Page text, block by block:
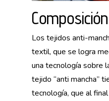
Composición
Los tejidos anti-
textil, que se logra
una tecnología sobre
tejido “anti mancha”
tecnología, que al